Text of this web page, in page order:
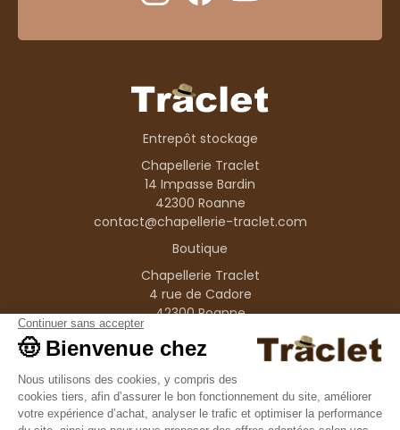
Entrepôt stockage
Chapellerie Traclet
14 Impasse Bardin
42300 Roanne
contact@chapellerie-traclet.com
Boutique
Chapellerie Traclet
4 rue de Cadore
42300 Roanne
Produits